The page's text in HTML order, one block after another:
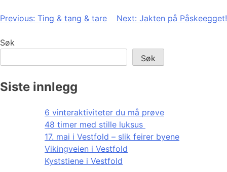
Innleggsnavigasjon
Previous: Ting & tang & tare Next: Jakten på Påskeegget!
Søk
Søk
Siste innlegg
6 vinteraktiviteter du må prøve
48 timer med stille luksus
17. mai i Vestfold – slik feirer byene
Vikingveien i Vestfold
Kyststiene i Vestfold